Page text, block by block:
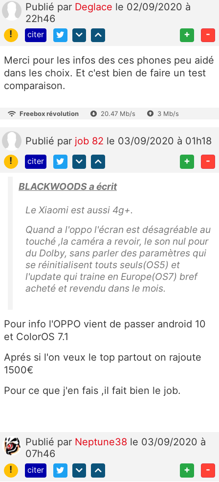
Publié par Deglace le 02/09/2020 à
22h46
!
citer + -
Merci pour les infos des ces phones peu aidé
dans les choix. Et c'est bien de faire un test
comparaison.
Freebox révolution 20.47 Mb/s 3 Mb/s
Publié par job 82 le 03/09/2020 à 01h18
!
citer + -
BLACKWOODS a écrit
Le Xiaomi est aussi 4g+.
Quand a l'oppo l'écran est désagréable au
touché ,la caméra a revoir, le son nul pour
du Dolby, sans parler des paramètres qui
se réinitialisent touts seuls(OS5) et
l'update qui traine en Europe(OS7) bref
acheté et revendu dans le mois.
Pour info l'OPPO vient de passer android 10
et ColorOS 7.1
Aprés si l'on veux le top partout on rajoute
1500€
Pour ce que j'en fais ,il fait bien le job.
Publié par Neptune38 le 03/09/2020 à
07h46
!
citer + -